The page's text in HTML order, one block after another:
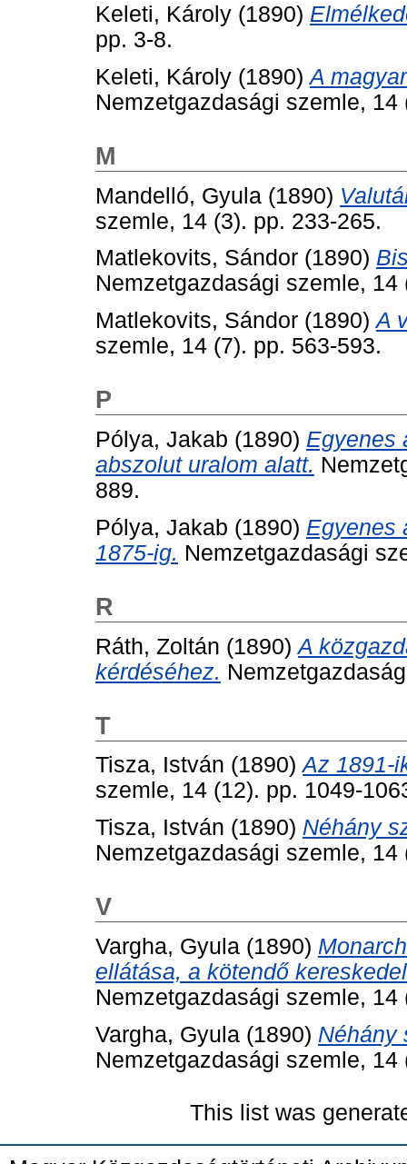
Keleti, Károly (1890)
pp. 3-8.
Keleti, Károly (1890)A
Nemzetgazdasági szemle, 14
M
Mandelló, Gyula (1890)
szemle, 14 (3). pp. 233-265.
Matlekovits, Sándor (1890)
Nemzetgazdasági szemle, 14
Matlekovits, Sándor (1890)A
szemle, 14 (7). pp. 563-593.
P
Pólya, Jakab (1890) Egyenes
abszolut uralom alatt.
889.
Pólya, Jakab (1890) Egyenes
1875-ig. Nemzetgazdasági
R
Ráth, Zoltán (1890)A
kérdéséhez.
T
Tisza, István (1890)Az 1891-
szemle, 14 (12). pp. 1049-
Tisza, István (1890) Néhány
Nemzetgazdasági szemle, 14
V
Vargha, Gyula (1890)
ellátása, a kötendő
Nemzetgazdasági szemle, 14
Vargha, Gyula (1890) Néhány
Nemzetgazdasági szemle, 14
This list was